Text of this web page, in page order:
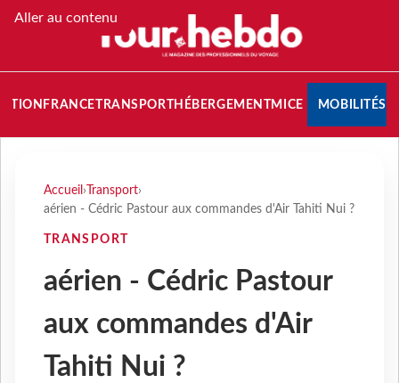
Aller au contenu
FRANCETRANSPORT HÉBERGEMENTMICE MOBILITÉS
Accueil › Transport›
aérien - Cédric Pastour aux commandes d'Air Tahiti Nui ?
TRANSPORT
aérien - Cédric Pastour
aux commandes d'Air
Tahiti Nui ?